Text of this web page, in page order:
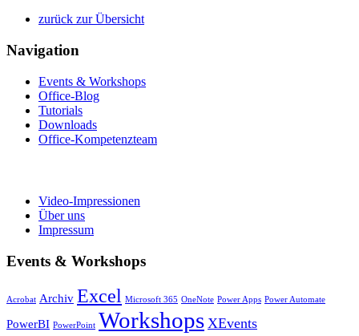
zurück zur Übersicht
Navigation
Events & Workshops
Office-Blog
Tutorials
Downloads
Office-Kompetenzteam
Video-Impressionen
Über uns
Impressum
Events & Workshops
Acrobat Archiv Excel Microsoft 365 OneNote Power Apps Power Automate
PowerBI PowerPoint Workshops XEvents